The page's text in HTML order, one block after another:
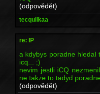
(odpovědět)
tecquilkaa
re: IP
a kdybys poradne hledal
icq... ;)
nevim jestli iCQ
ne takze to tadyd
(odpovědět)